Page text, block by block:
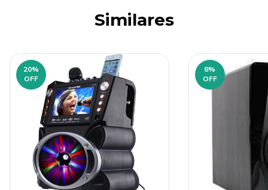
Similares
20%
OFF
8%
OFF